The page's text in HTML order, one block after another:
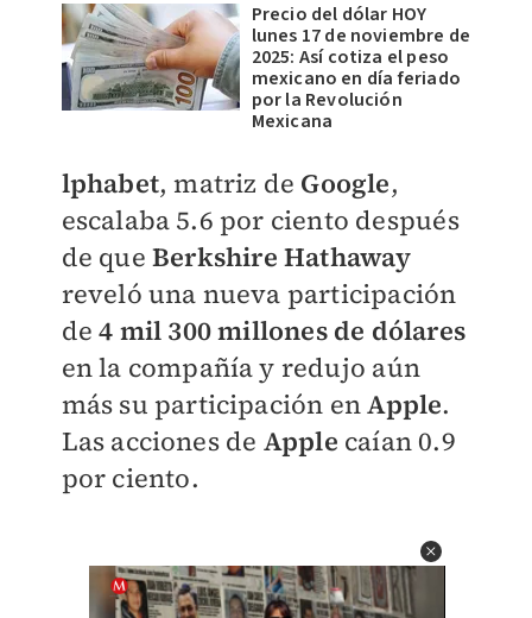
Precio del dólar HOY
lunes 17 de noviembre de
2025: Así cotiza el peso
mexicano en día feriado
por la Revolución
Mexicana
lphabet, matriz de Google,
escalaba 5.6 por ciento después
de que Berkshire Hathaway
reveló una nueva participación
de4 mil 300 millones de dólares
en la compañía y redujo aún
más su participación enApple.
Las acciones de Apple caían 0.9
por ciento.